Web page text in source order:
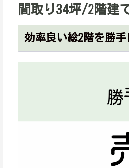
間取り34坪/2階建
効率良い総2階を勝